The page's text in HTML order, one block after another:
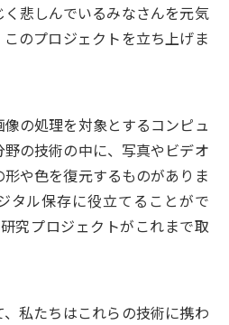
悲しんでいるみなさんを元気
のプロジェクトを立ち上げま
の処理を対象とするコンピュ
の技術の中に、写真やビデオ
や色を復元するものがありま
タル保存に役立てることがで
究プロジェクトがこれまで取
私たちはこれらの技術に携わ